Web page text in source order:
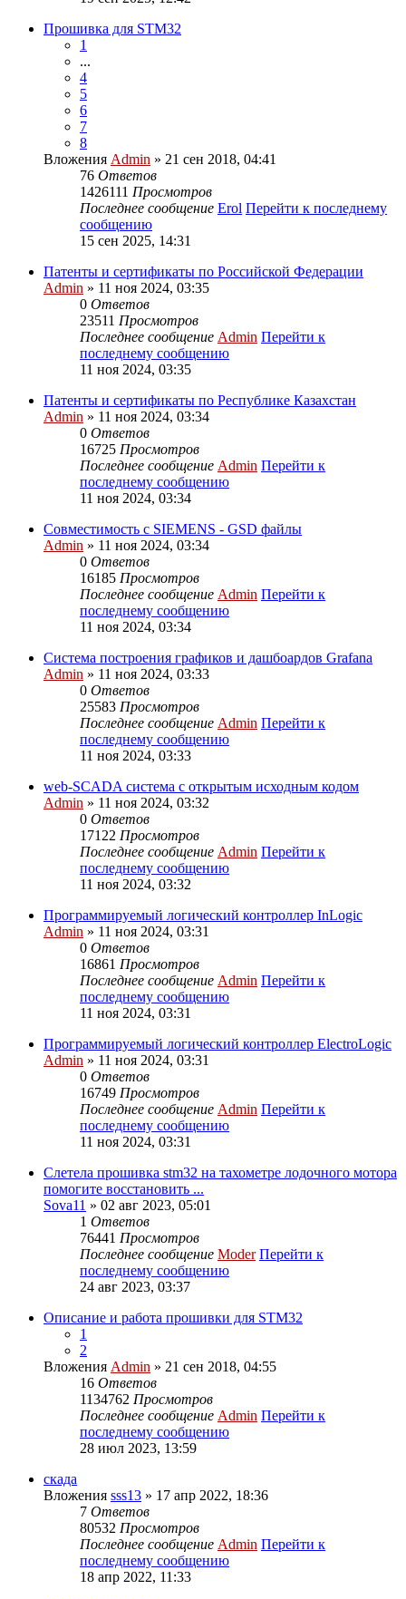
Прошивка для STM32
1
...
4
5
6
7
8
Вложения Admin » 21 сен 2018, 04:41
76 Ответов
1426111 Просмотров
Последнее сообщение Erol Перейти к последнему
сообщению
15 сен 2025, 14:31
Патенты и сертификаты по Российской Федерации
Admin » 11 ноя 2024, 03:35
0 Ответов
23511 Просмотров
Последнее сообщение Admin Перейти к
последнему сообщению
11 ноя 2024, 03:35
Патенты и сертификаты по Республике Казахстан
Admin » 11 ноя 2024, 03:34
0 Ответов
16725 Просмотров
Последнее сообщение Admin Перейти к
последнему сообщению
11 ноя 2024, 03:34
Совместимость с SIEMENS - GSD файлы
Admin » 11 ноя 2024, 03:34
0 Ответов
16185 Просмотров
Последнее сообщение Admin Перейти к
последнему сообщению
11 ноя 2024, 03:34
Система построения графиков и дашбоардов Grafana
Admin » 11 ноя 2024, 03:33
0 Ответов
25583 Просмотров
Последнее сообщение Admin Перейти к
последнему сообщению
11 ноя 2024, 03:33
web-SCADA система с открытым исходным кодом
Admin » 11 ноя 2024, 03:32
0 Ответов
17122 Просмотров
Последнее сообщение Admin Перейти к
последнему сообщению
11 ноя 2024, 03:32
Программируемый логический контроллер InLogic
Admin » 11 ноя 2024, 03:31
0 Ответов
16861 Просмотров
Последнее сообщение Admin Перейти к
последнему сообщению
11 ноя 2024, 03:31
Программируемый логический контроллер ElectroLogic
Admin » 11 ноя 2024, 03:31
0 Ответов
16749 Просмотров
Последнее сообщение Admin Перейти к
последнему сообщению
11 ноя 2024, 03:31
Слетела прошивка stm32 на тахометре лодочного мотора
помогите восстановить ...
Sova11 » 02 авг 2023, 05:01
1 Ответов
76441 Просмотров
Последнее сообщение Moder Перейти к
последнему сообщению
24 авг 2023, 03:37
Описание и работа прошивки для STM32
1
2
Вложения Admin » 21 сен 2018, 04:55
16 Ответов
1134762 Просмотров
Последнее сообщение Admin Перейти к
последнему сообщению
28 июл 2023, 13:59
скада
Вложения sss13 » 17 апр 2022, 18:36
7 Ответов
80532 Просмотров
Последнее сообщение Admin Перейти к
последнему сообщению
18 апр 2022, 11:33